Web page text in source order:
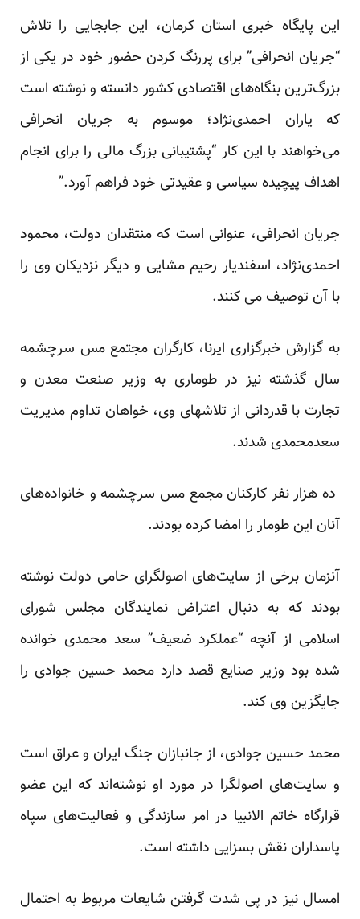
این پایگاه خبری استان کرمان، این جابجایی را تلاش
“جریان انحرافی” برای پررنگ کردن حضور خود در یکی از
بزرگ‌ترین بنگاه‌های اقتصادی کشور دانسته و نوشته است
که یاران احمدی‌نژاد؛ موسوم به جریان انحرافی
می‌خواهند با این کار “پشتیبانی بزرگ مالی را برای انجام
اهداف پیچیده سیاسی و عقیدتی خود فراهم آورد.”
جریان انحرافی، عنوانی است که منتقدان دولت، محمود
احمدی‌نژاد، اسفندیار رحیم مشایی و دیگر نزدیکان وی را
با آن توصیف می کنند.
به گزارش خبرگزاری ایرنا، ‌کارگران مجتمع مس سرچشمه
سال گذشته نیز در طوماری به وزیر صنعت معدن و
تجارت با قدردانی از تلاشهای وی، ‌خواهان تداوم مدیریت
سعدمحمدی شدند.
ده هزار نفر کارکنان مجمع مس سرچشمه و خانواده‌های
آنان این طومار را امضا کرده بودند.
آنزمان برخی از سایت‌های اصولگرای حامی دولت نوشته
بودند که به دنبال اعتراض نمایندگان مجلس شورای
اسلامی از آنچه “عملکرد ضعیف” سعد محمدی خوانده
شده بود وزیر صنایع قصد دارد محمد حسین جوادی را
جایگزین وی کند.
محمد حسین جوادی، از جانبازان جنگ ایران و عراق است
و سایت‌های اصولگرا در مورد او نوشته‌اند که این عضو
قرارگاه خاتم الانبیا در امر سازندگی و فعالیت‌های سپاه
پاسداران نقش بسزایی داشته است.
امسال نیز در پی شدت گرفتن شایعات مربوط به احتمال